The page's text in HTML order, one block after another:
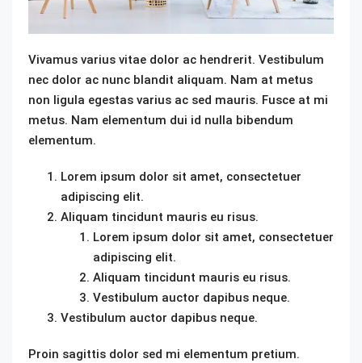
Vivamus varius vitae dolor ac hendrerit. Vestibulum
nec dolor ac nunc blandit aliquam. Nam at metus
non ligula egestas varius ac sed mauris. Fusce at mi
metus. Nam elementum dui id nulla bibendum
elementum.
Lorem ipsum dolor sit amet, consectetuer
adipiscing elit.
Aliquam tincidunt mauris eu risus.
Lorem ipsum dolor sit amet, consectetuer
adipiscing elit.
Aliquam tincidunt mauris eu risus.
Vestibulum auctor dapibus neque.
Vestibulum auctor dapibus neque.
Proin sagittis dolor sed mi elementum pretium.